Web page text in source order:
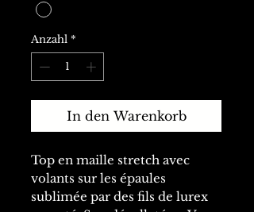
Anzahl *
In den Warenkorb
Top en maille stretch avec
volants sur les épaules
sublimée par des fils de lurex